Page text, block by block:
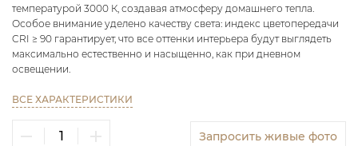
температурой 3000 К, создавая атмосферу домашнего тепла.
Особое внимание уделено качеству света: индекс цветопередачи
CRI ≥ 90 гарантирует, что все оттенки интерьера будут выглядеть
максимально естественно и насыщенно, как при дневном
освещении.
ВСЕ ХАРАКТЕРИСТИКИ
Запросить живые фото